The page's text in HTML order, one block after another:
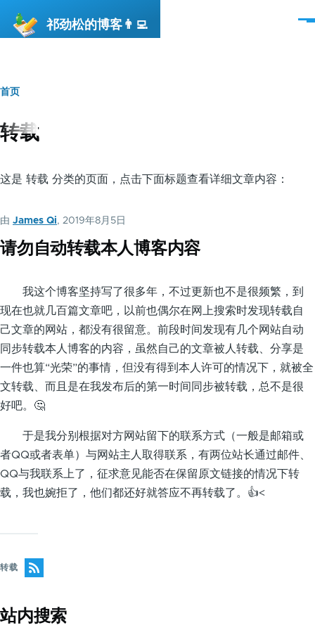
祁劲松的博客👨‍💻
菜
面
包
屑
首页
转载
这是 转载 分类的页面，点击下面标题查看详细文章内容：
由 James Qi, 2019年8月5日
请勿自动转载本人博客内容
我这个博客坚持写了很多年，不过更新也不是很频繁，到
现在也就几百篇文章吧，以前也偶尔在网上搜索时发现转载自
己文章的网站，都没有很留意。前段时间发现有几个网站自动
同步转载本人博客的内容，虽然自己的文章被人转载、分享是
一件也算“光荣”的事情，但没有得到本人许可的情况下，就被全
文转载、而且是在我发布后的第一时间同步被转载，总不是很
好吧。🤔
于是我分别根据对方网站留下的联系方式（一般是邮箱或
者QQ或者表单）与网站主人取得联系，有两位站长通过邮件、
QQ与我联系上了，征求意见能否在保留原文链接的情况下转
载，我也婉拒了，他们都还好就答应不再转载了。👍<
转载
站内搜索